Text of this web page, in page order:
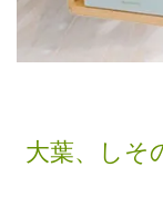
大葉、しそ